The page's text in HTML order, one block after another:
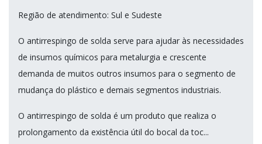
Região de atendimento: Sul e Sudeste
O antirrespingo de solda serve para ajudar às necessidades
de insumos químicos para metalurgia e crescente
demanda de muitos outros insumos para o segmento de
mudança do plástico e demais segmentos industriais.
O antirrespingo de solda é um produto que realiza o
prolongamento da existência útil do bocal da toc...